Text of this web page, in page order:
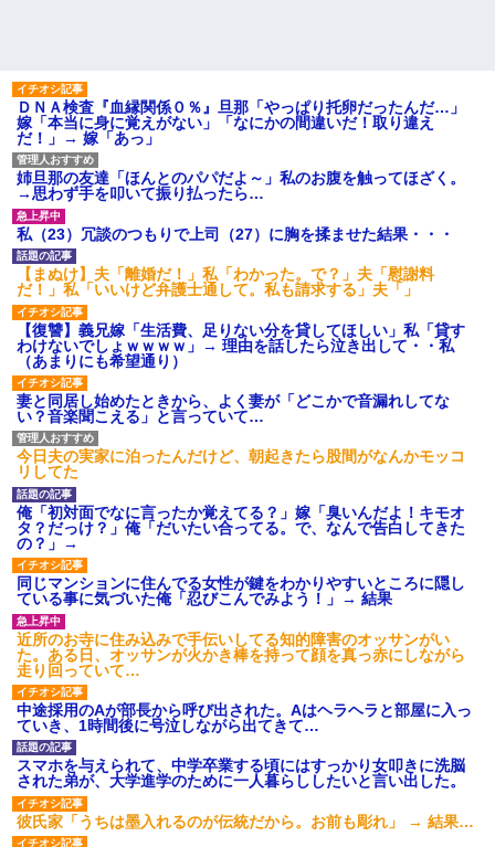
ＤＮＡ検査『血縁関係０％』旦那「やっぱり托卵だったんだ…」
嫁「本当に身に覚えがない」「なにかの間違いだ！取り違え
だ！」→ 嫁「あっ」
姉旦那の友達「ほんとのパパだよ～」私のお腹を触ってほざく。
→思わず手を叩いて振り払ったら…
私（23）冗談のつもりで上司（27）に胸を揉ませた結果・・・
【まぬけ】夫「離婚だ！」私「わかった。で？」夫「慰謝料
だ！」私「いいけど弁護士通して。私も請求する」夫「」
【復讐】義兄嫁「生活費、足りない分を貸してほしい」私「貸す
わけないでしょｗｗｗｗ」→ 理由を話したら泣き出して・・私
（あまりにも希望通り）
妻と同居し始めたときから、よく妻が「どこかで音漏れしてな
い？音楽聞こえる」と言っていて…
今日夫の実家に泊ったんだけど、朝起きたら股間がなんかモッコ
リしてた
俺「初対面でなに言ったか覚えてる？」嫁「臭いんだよ！キモオ
タ？だっけ？」俺「だいたい合ってる。で、なんで告白してきた
の？」→
同じマンションに住んでる女性が鍵をわかりやすいところに隠し
ている事に気づいた俺「忍びこんでみよう！」→ 結果
近所のお寺に住み込みで手伝いしてる知的障害のオッサンがい
た。ある日、オッサンが火かき棒を持って顔を真っ赤にしながら
走り回っていて…
中途採用のAが部長から呼び出された。Aはヘラヘラと部屋に入っ
ていき、1時間後に号泣しながら出てきて…
スマホを与えられて、中学卒業する頃にはすっかり女叩きに洗脳
された弟が、大学進学のために一人暮らししたいと言い出した。
彼氏家「うちは墨入れるのが伝統だから。お前も彫れ」 → 結果…